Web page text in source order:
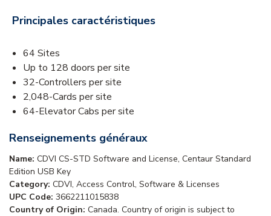
Principales caractéristiques
64 Sites
Up to 128 doors per site
32-Controllers per site
2,048-Cards per site
64-Elevator Cabs per site
Renseignements généraux
Name: CDVI CS-STD Software and License, Centaur Standard
Edition USB Key
Category: CDVI, Access Control, Software & Licenses
UPC Code: 3662211015838
Country of Origin: Canada. Country of origin is subject to